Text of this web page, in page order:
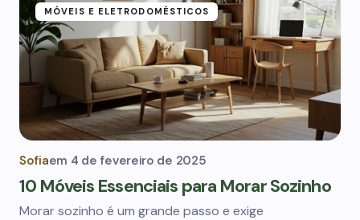
MÓVEIS E ELETRODOMÉSTICOS
Sofiaem 4 de fevereiro de 2025
10 Móveis Essenciais para Morar Sozinho
Morar sozinho é um grande passo e exige